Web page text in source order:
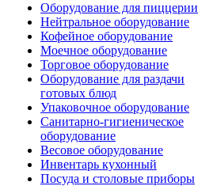
Оборудование для пиццерии
Нейтральное оборудование
Кофейное оборудование
Моечное оборудование
Торговое оборудование
Оборудование для раздачи
готовых блюд
Упаковочное оборудование
Санитарно-гигиеническое
оборудование
Весовое оборудование
Инвентарь кухонный
Посуда и столовые приборы